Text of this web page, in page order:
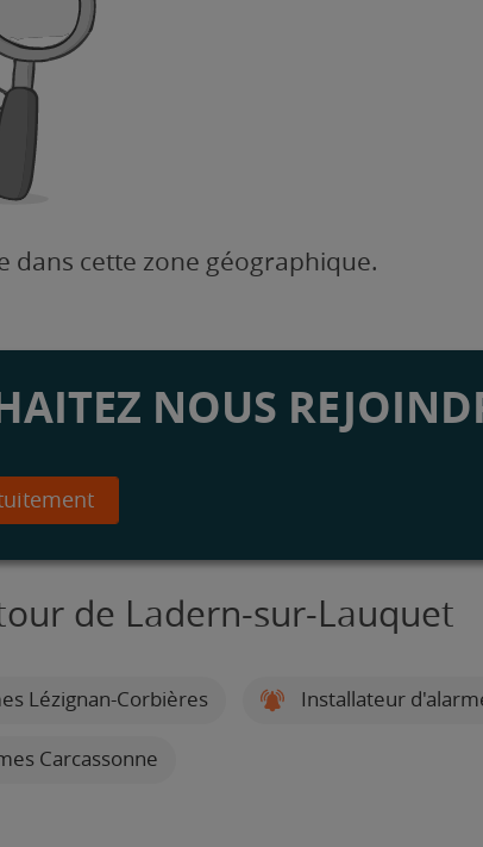
dans cette zone géographique.
NOUS
de Ladern-sur-Lauquet
Lézignan-Corbières Installateur
Carcassonne